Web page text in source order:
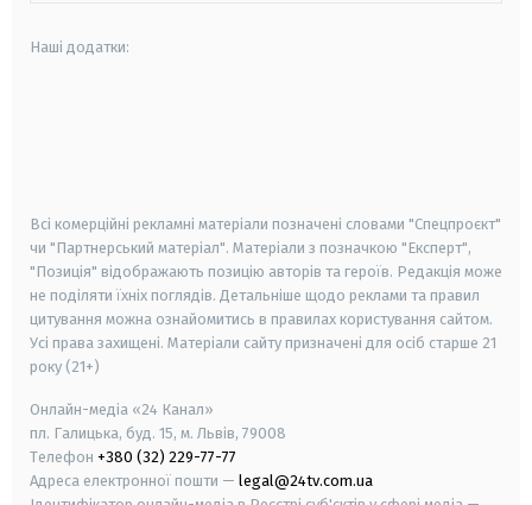
Наші додатки:
Всі комерційні рекламні матеріали позначені словами "Спецпроєкт"
чи "Партнерський матеріал". Матеріали з позначкою "Експерт",
"Позиція" відображають позицію авторів та героїв. Редакція може
не поділяти їхніх поглядів. Детальніше щодо реклами та правил
цитування можна ознайомитись в правилах користування сайтом.
Усі права захищені. Матеріали сайту призначені для осіб старше 21
року (21+)
Онлайн-медіа «24 Канал»
пл. Галицька, буд. 15, м. Львів, 79008
Телефон +380 (32) 229-77-77
Адреса електронної пошти — legal@24tv.com.ua